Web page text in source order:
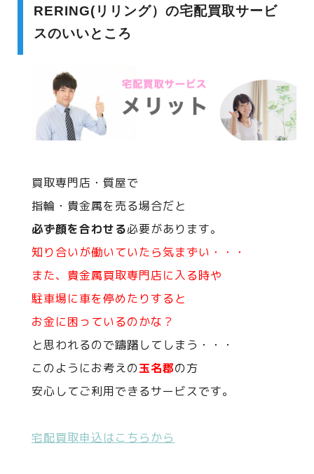
RERING(リリング）の宅配買取サービ
スのいいところ
買取専門店・質屋で
指輪・貴金属を売る場合だと
必ず顔を合わせる必要があります。
知り合いが働いていたら気まずい・・・
また、貴金属買取専門店に入る時や
駐車場に車を停めたりすると
お金に困っているのかな？
と思われるので躊躇してしまう・・・
このようにお考えの玉名郡の方
安心してご利用できるサービスです。
宅配買取申込はこちらから